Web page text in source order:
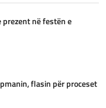
prezent në festën e
flasin për proceset